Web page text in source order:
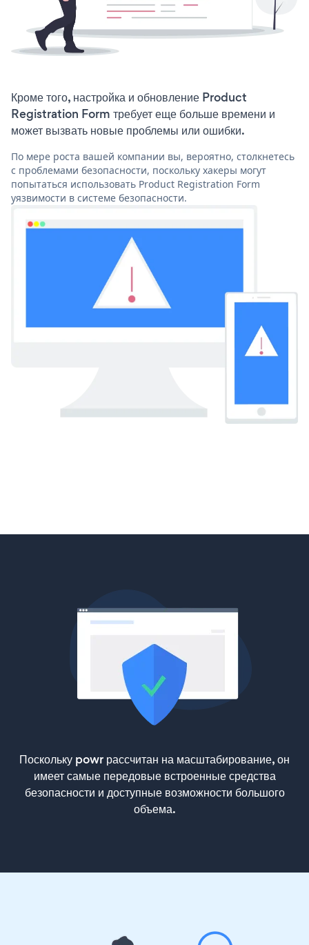
Кроме того, настройка и обновление Product
Registration Form требует еще больше времени и
может вызвать новые проблемы или ошибки.
По мере роста вашей компании вы, вероятно, столкнетесь
с проблемами безопасности, поскольку хакеры могут
попытаться использовать Product Registration Form
уязвимости в системе безопасности.
Поскольку powr рассчитан на масштабирование, он
имеет самые передовые встроенные средства
безопасности и доступные возможности большого
объема.